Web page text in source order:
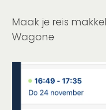
Maak je reis
Wagone